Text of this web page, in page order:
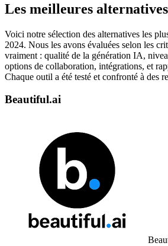
Les meilleures
Voici notre sélection des alternatives les
2024. Nous les avons évaluées selon les
vraiment : qualité de la génération IA,
options de collaboration, intégrations, et
Chaque outil a été testé et confronté à des
Beautiful.ai